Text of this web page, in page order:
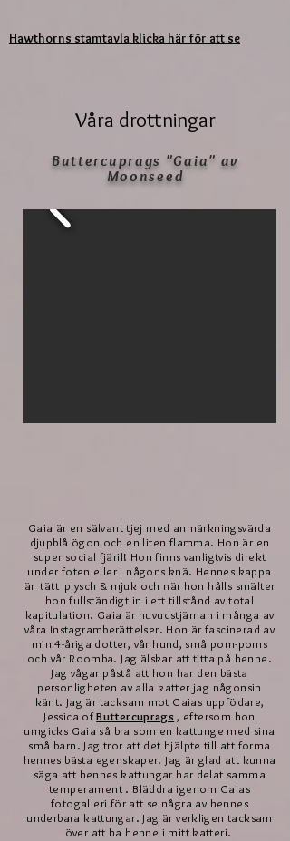
Hawthorns stamtavla klicka här för att se
Våra drottningar
Buttercuprags "Gaia" av
Moonseed
Gaia är en sälvant tjej med anmärkningsvärda
djupblå ögon och en liten flamma. Hon är en
super social fjäril! Hon finns vanligtvis direkt
under foten eller i någons knä. Hennes kappa
är tätt plysch & mjuk och när hon hålls smälter
hon fullständigt in i ett tillstånd av total
kapitulation. Gaia är huvudstjärnan i många av
våra Instagramberättelser. Hon är fascinerad av
min 4-åriga dotter, vår hund, små pom-poms
och vår Roomba. Jag älskar att titta på henne.
Jag vågar påstå att hon har den bästa
personligheten av alla katter jag någonsin
känt. Jag är tacksam mot Gaias uppfödare,
Jessica ofButtercuprags , eftersom hon
umgicks Gaia så bra som en kattunge med sina
små barn. Jag tror att det hjälpte till att forma
hennes bästa egenskaper. Jag är glad att kunna
säga att hennes kattungar har delat samma
temperament . Bläddra igenom Gaias
fotogalleri för att se några av hennes
underbara kattungar. Jag är verkligen tacksam
över att ha henne i mitt katteri.